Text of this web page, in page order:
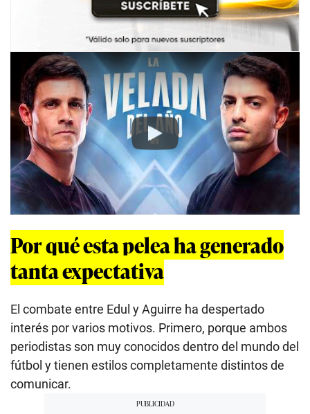
Play
Por qué esta pelea ha generado
tanta expectativa
El combate entre Edul y Aguirre ha despertado
interés por varios motivos. Primero, porque ambos
periodistas son muy conocidos dentro del mundo del
fútbol y tienen estilos completamente distintos de
comunicar.